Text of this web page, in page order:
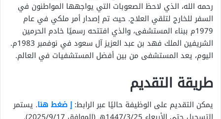
رحمه الله، الذي لاحظ الصعوبات التي يواجهها المواطنون في
السفر للخارج لتلقي العلاج. حيث تم إصدار أمر ملكي في عام
1979م ببناء المستشفى، والذي افتتحه رسميًا خادم الحرمين
الشريفين الملك فهد بن عبد العزيز آل سعود في نوفمبر 1983م.
اليوم، يعد المستشفى من بين أفضل المستشفيات في العالم.
طريقة التقديم
يمكن التقديم على الوظيفة حاليًا عبر الرابط: إ ضغط هنا. يستمر